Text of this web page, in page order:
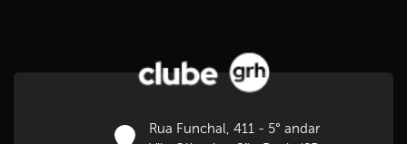
Rua Funchal, 411 - 5° andar